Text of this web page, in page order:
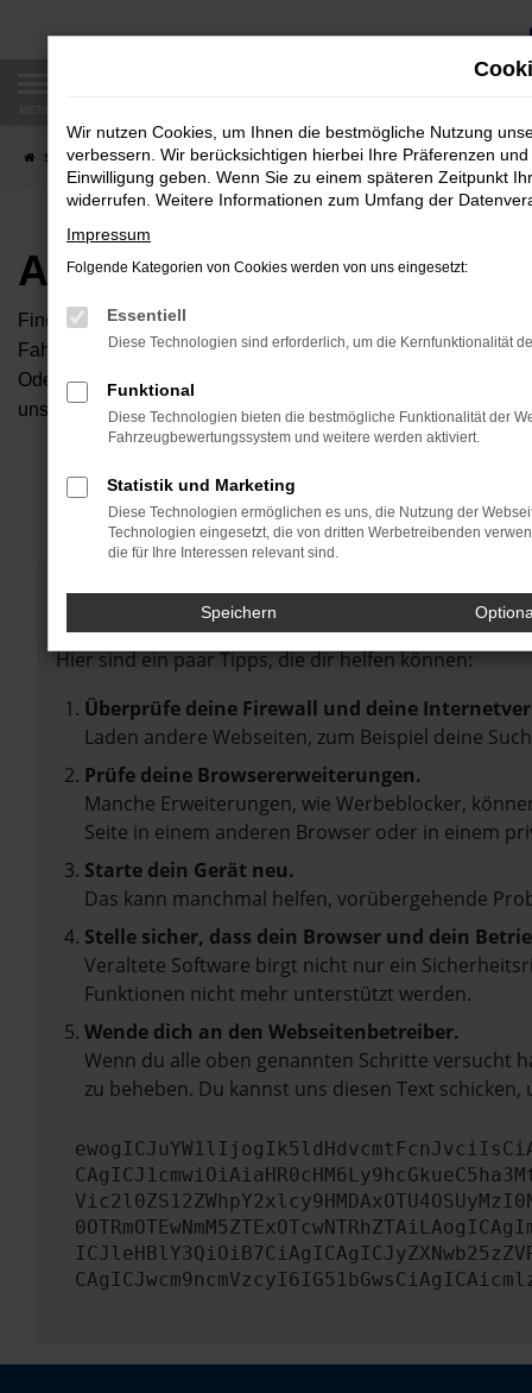
Zum
Startseite Fahrzeugangebote Autobörse
Autobörse
Finden Sie Ihren neuen Traumwagen bei uns. Dafür haben
Fahrzeuge an, die bei uns auf dem Hof stehen. Dann
Oder Sie klicken auf den Button Autobörse und Sie haben
unserem Händlernetzwerk. Diese Fahrzeuge können wir
Fehler: Network Error
Beim Laden ist ein Fehler aufgetreten.
Hier sind ein paar Tipps, die dir helfen können:
Überprüfe deine Firewall und deine
Laden andere Webseiten, zum Beispiel deine
Prüfe deine Browsererweiterungen.
Manche Erweiterungen, wie Werbeblocker,
Seite in einem anderen Browser oder in einem
Starte dein Gerät neu.
Das kann manchmal helfen, vorübergehende
Stelle sicher, dass dein Browser und dein
Veraltete Software birgt nicht nur ein
Funktionen nicht mehr unterstützt werden.
Wende dich an den Webseitenbetreiber.
Wenn du alle oben genannten Schritte versucht
zu beheben. Du kannst uns diesen Text
Wir nutzen Cookies, um Ihnen die bestmögliche Nutzung
verbessern. Wir berücksichtigen hierbei Ihre Präferenzen
Einwilligung geben. Wenn Sie zu einem späteren Zeitpunkt
widerrufen. Weitere Informationen zum Umfang der
Impressum
Folgende Kategorien von Cookies werden von uns eingesetzt:
Essentiell
Diese Technologien sind erforderlich, um die Kernfunktionalität
Funktional
Diese Technologien bieten die bestmögliche Funktionalität der
Fahrzeugbewertungssystem und weitere werden aktiviert.
Statistik und Marketing
Diese Technologien ermöglichen es uns, die Nutzung der
Technologien eingesetzt, die von dritten Werbetreibenden
die für Ihre Interessen relevant sind.
Speichern